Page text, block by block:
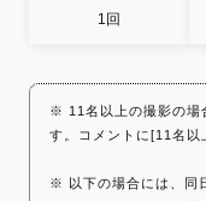
1回
※ 11名以上の撮影の場
す。コメントに[11名以
※ 以下の場合には、同